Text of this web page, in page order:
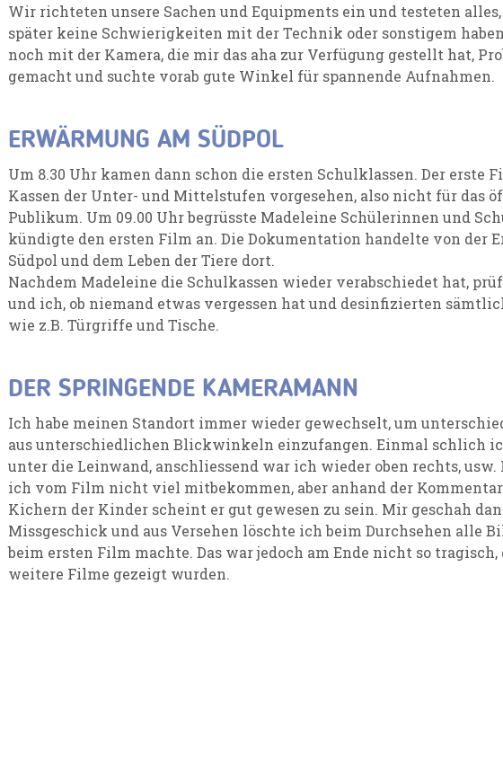
Wir richteten unsere Sachen und Equipments ein und testeten
später keine Schwierigkeiten mit der Technik oder sonstigem
noch mit der Kamera, die mir das aha zur Verfügung gestellt hat,
gemacht und suchte vorab gute Winkel für spannende Aufnahmen.
ERWÄRMUNG AM SÜDPOL
Um 8.30 Uhr kamen dann schon die ersten Schulklassen. Der erste
Kassen der Unter- und Mittelstufen vorgesehen, also nicht für das
Publikum. Um 09.00 Uhr begrüsste Madeleine Schülerinnen und
kündigte den ersten Film an. Die Dokumentation handelte von der
Südpol und dem Leben der Tiere dort.
Nachdem Madeleine die Schulkassen wieder verabschiedet hat,
und ich, ob niemand etwas vergessen hat und desinfizierten
wie z.B. Türgriffe und Tische.
DER SPRINGENDE KAMERAMANN
Ich habe meinen Standort immer wieder gewechselt, um
aus unterschiedlichen Blickwinkeln einzufangen. Einmal schlich
unter die Leinwand, anschliessend war ich wieder oben rechts, usw.
ich vom Film nicht viel mitbekommen, aber anhand der
Kichern der Kinder scheint er gut gewesen zu sein. Mir geschah
Missgeschick und aus Versehen löschte ich beim Durchsehen alle
beim ersten Film machte. Das war jedoch am Ende nicht so tragisch,
weitere Filme gezeigt wurden.